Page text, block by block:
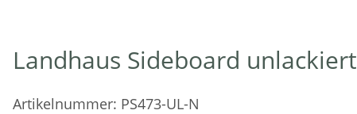
Landhaus Sideboard unlackiert
Artikelnummer: PS473-UL-N